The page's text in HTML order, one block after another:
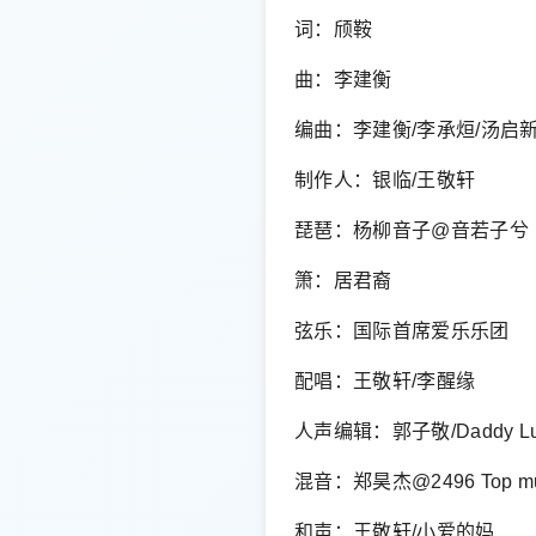
词：颀鞍
曲：李建衡
编曲：李建衡/李承烜/汤启
制作人：银临/王敬轩
琵琶：杨柳音子@音若子兮
箫：居君裔
弦乐：国际首席爱乐乐团
配唱：王敬轩/李醒缘
人声编辑：郭子敬/Daddy
混音：郑昊杰@2496 Top
和声：王敬轩/小爱的妈